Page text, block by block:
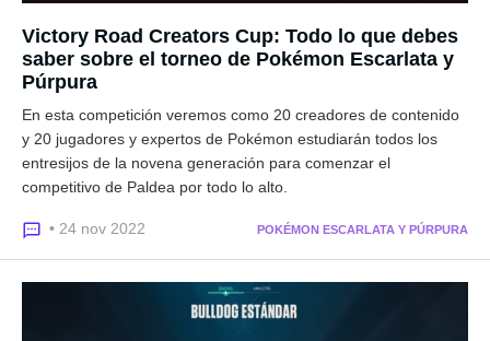
Victory Road Creators Cup: Todo lo que debes
saber sobre el torneo de Pokémon Escarlata y
Púrpura
En esta competición veremos como 20 creadores de contenido
y 20 jugadores y expertos de Pokémon estudiarán todos los
entresijos de la novena generación para comenzar el
competitivo de Paldea por todo lo alto.
• 24 nov 2022 POKÉMON ESCARLATA Y PÚRPURA